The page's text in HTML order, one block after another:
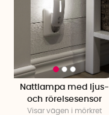
Nattlampa med ljus-
och rörelsesensor
Visar vägen i mörkret